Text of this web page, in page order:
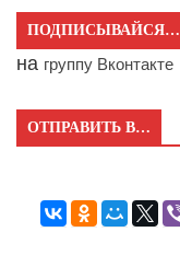
ПОДПИСЫВАЙСЯ…
на группу Вконтакте
ОТПРАВИТЬ В…